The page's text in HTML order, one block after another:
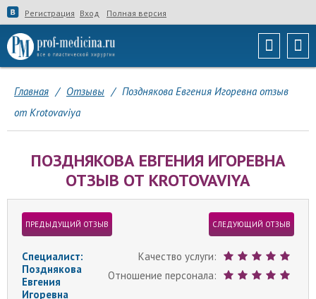
Регистрация Вход Полная версия
Главная / Отзывы / Позднякова Евгения Игоревна отзыв
от Krotovaviya
ПОЗДНЯКОВА ЕВГЕНИЯ ИГОРЕВНА
ОТЗЫВ ОТ KROTOVAVIYA
ПРЕДЫДУЩИЙ ОТЗЫВ СЛЕДУЮЩИЙ ОТЗЫВ
Качество услуги:
Отношение персонала:
Специалист:
Позднякова
Евгения
Игоревна